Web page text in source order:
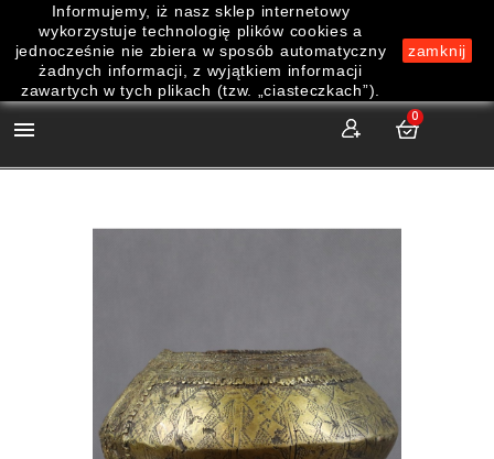

0
Informujemy, iż nasz sklep internetowy
wykorzystuje technologię plików cookies a
jednocześnie nie zbiera w sposób automatyczny
żadnych informacji, z wyjątkiem informacji
zawartych w tych plikach (tzw. „ciasteczkach”).
zamknij